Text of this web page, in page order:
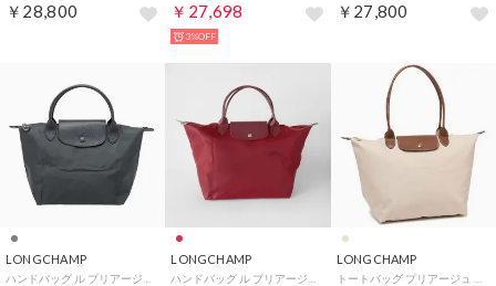
￥28,800 ￥27,698
3%OFF
￥27,800
LONGCHAMP LONGCHAMP LONGCHAMP